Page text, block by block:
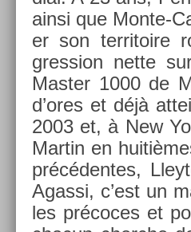
ainsi que Monte-
er son ter­ritoire
gress­ion nette
Mast­er 1000 de
d’ores et déjà
2003 et, à New
Mar­tin en
précéden­tes,
Agas­si, c’est un
les précoces et